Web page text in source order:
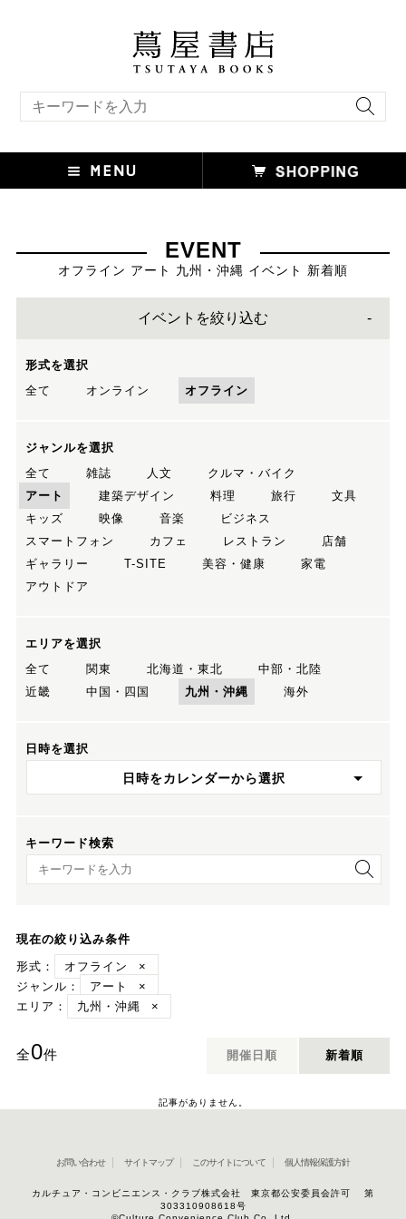
EVENT
オフライン アート 九州・沖縄 イベント 新着順
イベントを絞り込む
形式を選択
全て
オンライン オフライン
ジャンルを選択
全て
雑誌 人文
クルマ・バイク
アート
建築デザイン 料理 旅行
文具
キッズ
映像 音楽
ビジネス
スマートフォン
カフェ レストラン
店舗
ギャラリー
T-SITE 美容・健康
家電
アウトドア
エリアを選択
全て
関東 北海道・東北
中部・北陸
近畿
中国・四国 九州・沖縄 海外
日時を選択
日時をカレンダーから選択
キーワード検索
キーワード検索
現在の絞り込み条件
形式：
オフライン
×
ジャンル：
アート
×
エリア：
九州・沖縄 ×
全0件 開催日順 新着順
記事がありません。
お問い合わせ サイトマップ このサイトについて 個人情報保護方針
カルチュア・コンビニエンス・クラブ株式会社 東京都公安委員会許可 第
303310908618号